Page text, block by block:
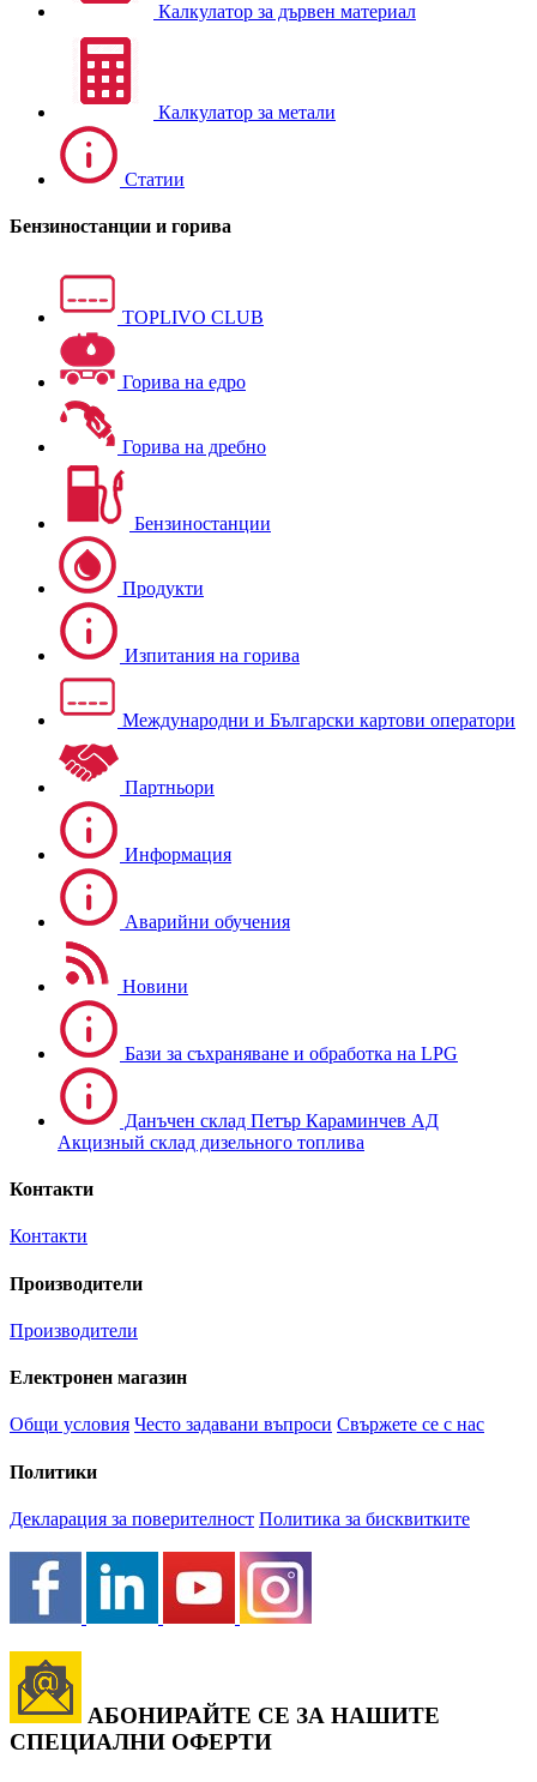
Калкулатор за дървен материал
Калкулатор за метали
Статии
Бензиностанции и горива
TOPLIVO CLUB
Горива на едро
Горива на дребно
Бензиностанции
Продукти
Изпитания на горива
Международни и Български картови оператори
Партньори
Информация
Аварийни обучения
Новини
Бази за съхраняване и обработка на LPG
Данъчен склад Петър Караминчев АД
Акцизный склад дизельного топлива
Контакти
Контакти
Производители
Производители
Електронен магазин
Общи условия Често задавани въпроси Свържете се с нас
Политики
Декларация за поверителност Политика за бисквитките
АБОНИРАЙТЕ СЕ ЗА НАШИТЕ
СПЕЦИАЛНИ ОФЕРТИ